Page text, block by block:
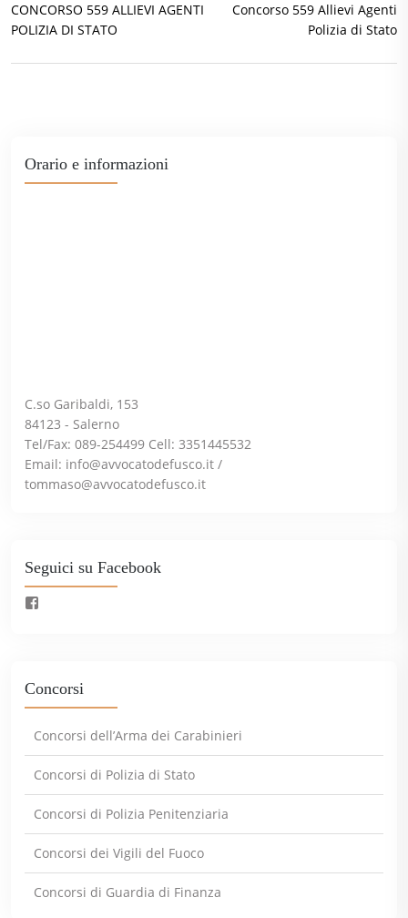
CONCORSO 559 ALLIEVI AGENTI
POLIZIA DI STATO
Concorso 559 Allievi Agenti
Polizia di Stato
Orario e informazioni
C.so Garibaldi, 153
84123 - Salerno
Tel/Fax: 089-254499 Cell: 3351445532
Email: info@avvocatodefusco.it /
tommaso@avvocatodefusco.it
Seguici su Facebook
Concorsi
Concorsi dell’Arma dei Carabinieri
Concorsi di Polizia di Stato
Concorsi di Polizia Penitenziaria
Concorsi dei Vigili del Fuoco
Concorsi di Guardia di Finanza